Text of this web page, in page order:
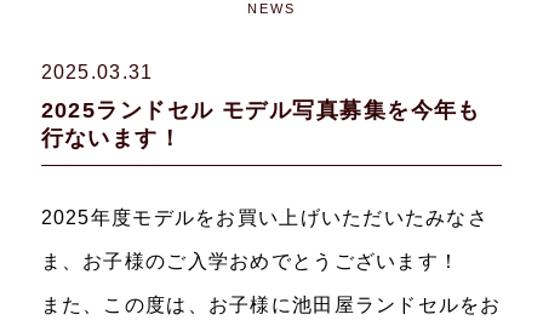
NEWS
2025.03.31
2025ランドセル モデル写真募集を今年も
行ないます！
2025年度モデルをお買い上げいただいたみなさ
ま、お子様のご入学おめでとうございます！
また、​この度は、お子様に池田屋ランドセルをお